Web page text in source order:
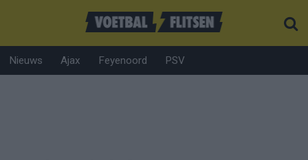
Nieuws Ajax Feyenoord PSV